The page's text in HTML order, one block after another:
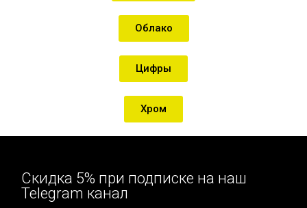
Облако
Цифры
Хром
Скидка 5% при подписке на наш
Telegram канал